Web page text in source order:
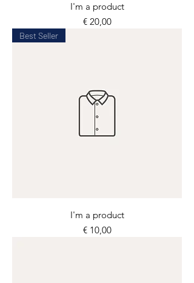
I'm a product
Prijs
€ 20,00
Best Seller
I'm a product
Prijs
€ 10,00